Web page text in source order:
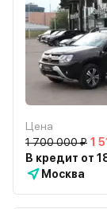
Цена
1 700 000 ₽ 1
В кредит от
Москва